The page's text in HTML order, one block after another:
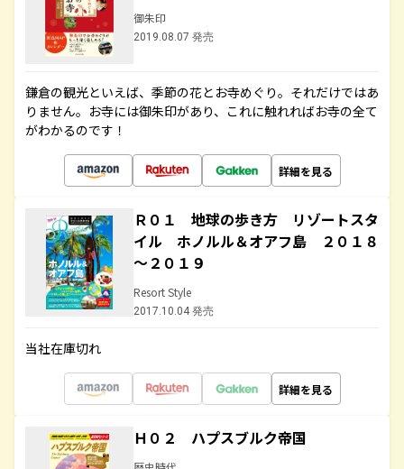
御朱印
2019.08.07 発売
鎌倉の観光といえば、季節の花とお寺めぐり。それだけではあ
りません。お寺には御朱印があり、これに触れればお寺の全て
がわかるのです！
詳細を見る
Ｒ０１ 地球の歩き方 リゾートスタ
イル ホノルル＆オアフ島 ２０１８
～２０１９
Resort Style
2017.10.04 発売
当社在庫切れ
詳細を見る
Ｈ０２ ハプスブルク帝国